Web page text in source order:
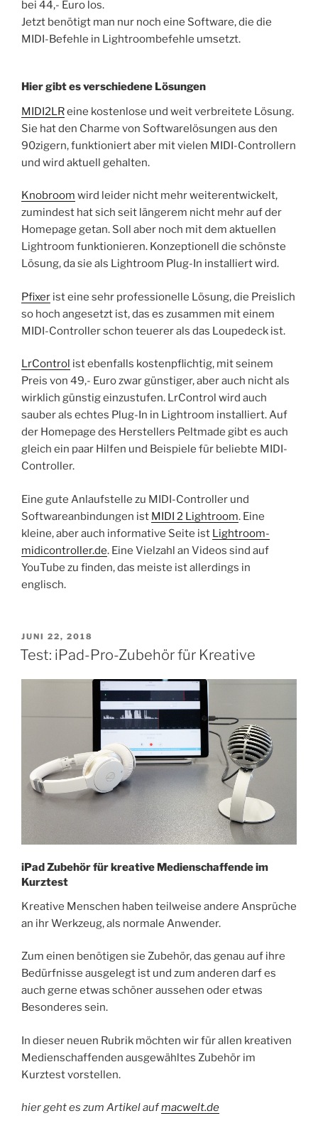
bei 44,- Euro los.
Jetzt benötigt man nur noch eine Software, die die
MIDI-Befehle in Lightroombefehle umsetzt.
Hier gibt es verschiedene Lösungen
MIDI2LReine kostenlose und weit verbreitete Lösung.
Sie hat den Charme von Softwarelösungen aus den
90zigern, funktioniert aber mit vielen MIDI-Controllern
und wird aktuell gehalten.
Knobroom wird leider nicht mehr weiterentwickelt,
zumindest hat sich seit längerem nicht mehr auf der
Homepage getan. Soll aber noch mit dem aktuellen
Lightroom funktionieren. Konzeptionell die schönste
Lösung, da sie als Lightroom Plug-In installiert wird.
Pfixer ist eine sehr professionelle Lösung, die Preislich
so hoch angesetzt ist, das es zusammen mit einem
MIDI-Controller schon teuerer als das Loupedeck ist.
LrControl ist ebenfalls kostenpflichtig, mit seinem
Preis von 49,- Euro zwar günstiger, aber auch nicht als
wirklich günstig einzustufen. LrControl wird auch
sauber als echtes Plug-In in Lightroom installiert. Auf
der Homepage des Herstellers Peltmade gibt es auch
gleich ein paar Hilfen und Beispiele für beliebte MIDI-
Controller.
Eine gute Anlaufstelle zu MIDI-Controller und
Softwareanbindungen ist MIDI 2 Lightroom. Eine
kleine, aber auch informative Seite ist Lightroom-
midicontroller.de. Eine Vielzahl an Videos sind auf
YouTube zu finden, das meiste ist allerdings in
englisch.
VERÖFFENTLICHT
AM
JUNI 22, 2018
Test: iPad-Pro-Zubehör für Kreative
iPad Zubehör für kreative Medienschaffende im
Kurztest
Kreative Menschen haben teilweise andere Ansprüche
an ihr Werkzeug, als normale Anwender.
Zum einen benötigen sie Zubehör, das genau auf ihre
Bedürfnisse ausgelegt ist und zum anderen darf es
auch gerne etwas schöner aussehen oder etwas
Besonderes sein.
In dieser neuen Rubrik möchten wir für allen kreativen
Medienschaffenden ausgewähltes Zubehör im
Kurztest vorstellen.
hier geht es zum Artikel aufmacwelt.de